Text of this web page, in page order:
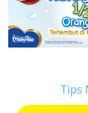
Tips